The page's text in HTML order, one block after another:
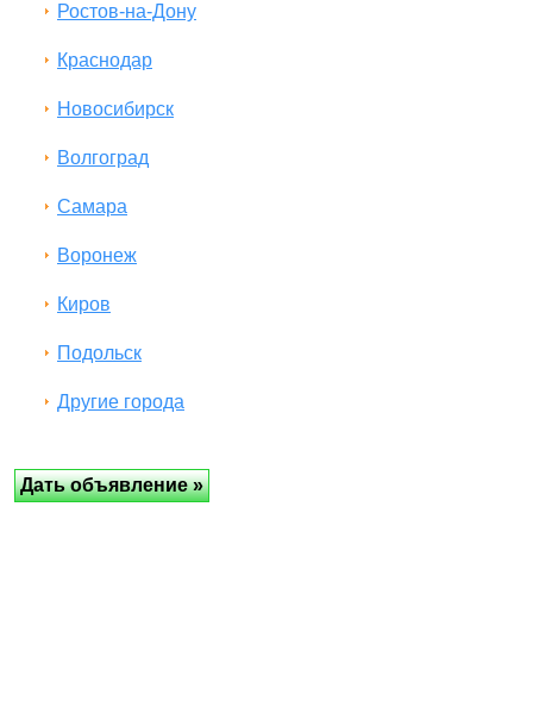
Ростов-на-Дону
Краснодар
Новосибирск
Волгоград
Самара
Воронеж
Киров
Подольск
Другие города